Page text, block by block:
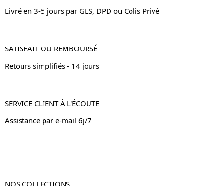
Livré en 3-5 jours par GLS, DPD ou Colis Privé
SATISFAIT OU REMBOURSÉ
Retours simplifiés - 14 jours
SERVICE CLIENT À L'ÉCOUTE
Assistance par e-mail 6j/7
NOS COLLECTIONS